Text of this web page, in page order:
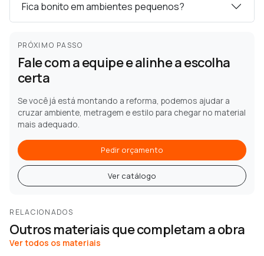
Fica bonito em ambientes pequenos?
PRÓXIMO PASSO
Fale com a equipe e alinhe a escolha
certa
Se você já está montando a reforma, podemos ajudar a
cruzar ambiente, metragem e estilo para chegar no material
mais adequado.
Pedir orçamento
Ver catálogo
RELACIONADOS
Outros materiais que completam a obra
Ver todos os materiais